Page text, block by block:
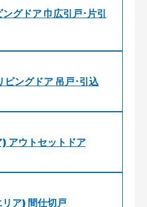
グドア 巾広引戸･片引
ングドア 吊戸･引込
アウトセットドア
ア) 間仕切戸